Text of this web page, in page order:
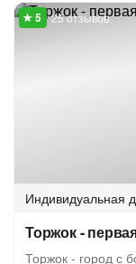
25 отзывов
Индивидуальная
Торжок -
Торжок - город с